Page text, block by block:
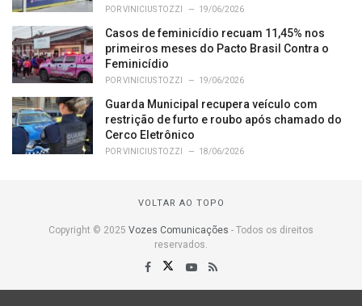
PORVINICIUS TOZZI 19/06/2026
Casos de feminicídio recuam 11,45% nos
primeiros meses do Pacto Brasil Contra o
Feminicídio
PORVINICIUS TOZZI 19/06/2026
Guarda Municipal recupera veículo com
restrição de furto e roubo após chamado do
Cerco Eletrônico
PORVINICIUS TOZZI 18/06/2026
VOLTAR AO TOPO
Copyright © 2025 Vozes Comunicações - Todos os direitos
reservados.